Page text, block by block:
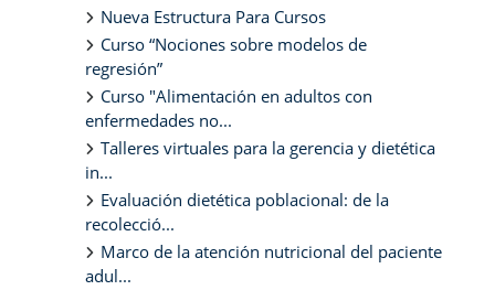
Nueva Estructura Para Cursos
Curso “Nociones sobre modelos de
regresión”
Curso "Alimentación en adultos con
enfermedades no...
Talleres virtuales para la gerencia y dietética
in...
Evaluación dietética poblacional: de la
recolecció...
Marco de la atención nutricional del paciente
adul...